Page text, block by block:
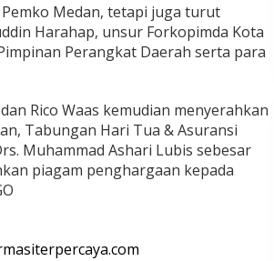
Medan, tetapi juga turut
Harahap, unsur Forkopimda Kota
Perangkat Daerah serta para
Rico Waas kemudian menyerahkan
Tabungan Hari Tua & Asuransi
Muhammad Ashari Lubis sebesar
piagam penghargaan kepada